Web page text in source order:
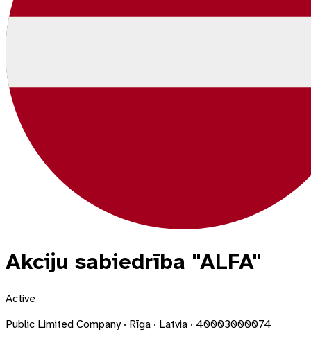
Akciju sabiedrība "ALFA"
Active
Public Limited Company · Rīga · Latvia · 40003000074